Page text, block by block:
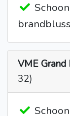
VME Grand
32)